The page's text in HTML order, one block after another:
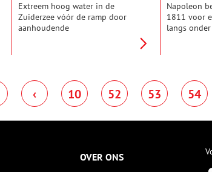
Extreem hoog water in de
Zuiderzee vóór de ramp door
aanhoudende
wind joeg in de ochtend van 14
januari1916 het water over de
Waterlandse Zeedijk, die bij
tot aan het IJ bij Amsterdam
Napoleon
1811 voor
langs
‹ 10 52 53 54
OVER ONS